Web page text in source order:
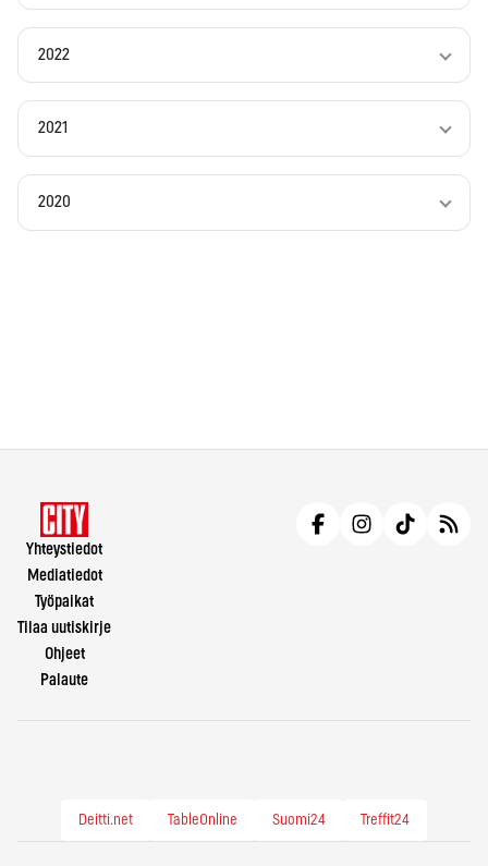
2022
2021
2020
Yhteystiedot
Mediatiedot
Työpaikat
Tilaa uutiskirje
Ohjeet
Palaute
Deitti.net TableOnline Suomi24 Treffit24